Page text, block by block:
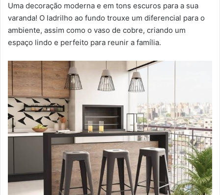
Uma decoração moderna e em tons escuros para a sua
varanda! O ladrilho ao fundo trouxe um diferencial para o
ambiente, assim como o vaso de cobre, criando um
espaço lindo e perfeito para reunir a família.